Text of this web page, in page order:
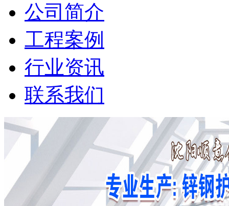
公司简介
工程案例
行业资讯
联系我们